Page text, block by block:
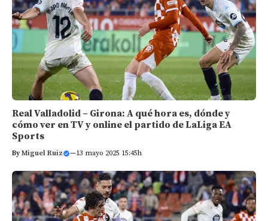
Real Valladolid – Girona: A qué hora es, dónde y
cómo ver en TV y online el partido de LaLiga EA
Sports
ByMiguel Ruiz —13 mayo 2025 15:45h